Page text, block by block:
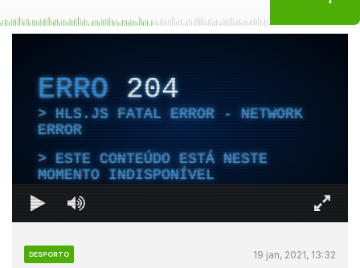
ERRO204
HLS.JS FATAL ERROR - NETWORK
ERROR
ESTE CONTEÚDO ESTÁ NESTE
MOMENTO INDISPONÍVEL
DESPORTO 19 jan, 2021, 13:32